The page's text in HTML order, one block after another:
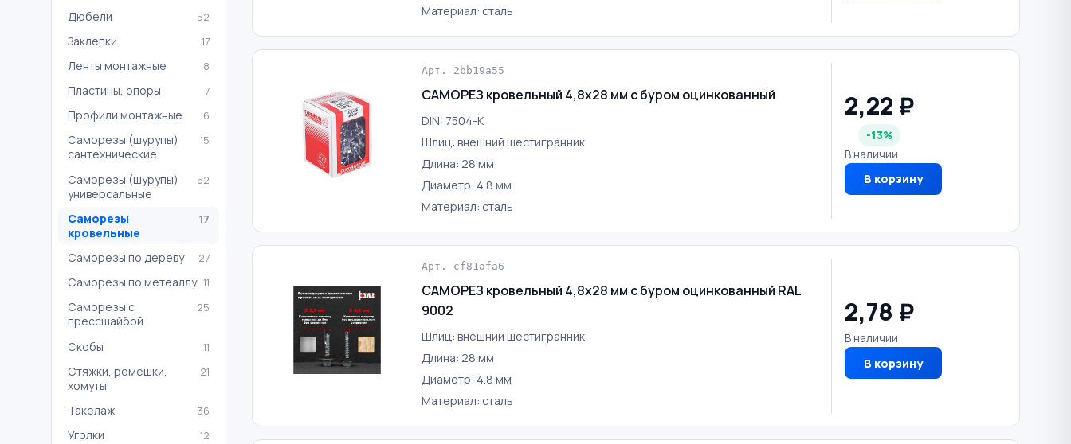
Дюбели 52
Заклепки 17
Ленты монтажные 8
Пластины, опоры 7
Профили монтажные 6
Саморезы (шурупы)
сантехнические
15
Саморезы (шурупы)
универсальные
52
Саморезы
кровельные
17
Саморезы по дереву 27
Саморезы по метеаллу 11
Саморезы с
прессшайбой
25
Скобы 11
Стяжки, ремешки,
хомуты
21
Такелаж 36
Уголки 12
Материал: сталь
Арт. 2bb19a55
САМОРЕЗ кровельный 4,8х28 мм с буром оцинкованный
DIN: 7504-K
Шлиц: внешний шестигранник
Длина: 28 мм
Диаметр: 4.8 мм
Материал: сталь
2,22 ₽
-13%
В наличии
В корзину
Арт. cf81afa6
САМОРЕЗ кровельный 4,8х28 мм с буром оцинкованный RAL
9002
Шлиц: внешний шестигранник
Длина: 28 мм
Диаметр: 4.8 мм
Материал: сталь
2,78 ₽
В наличии
В корзину